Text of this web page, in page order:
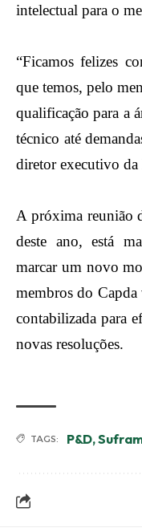
intelectual para o
“Ficamos felizes
que temos, pelo
qualificação para a
técnico até
diretor executivo
A próxima reunião
deste ano, está
marcar um novo
membros do
contabilizada para
novas resoluções.
TAGS: P&D,